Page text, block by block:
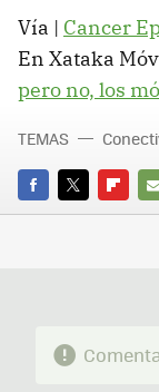
Vía | Cancer
En Xataka
pero no, los
FACEBOOK
TWITTER
TEMAS